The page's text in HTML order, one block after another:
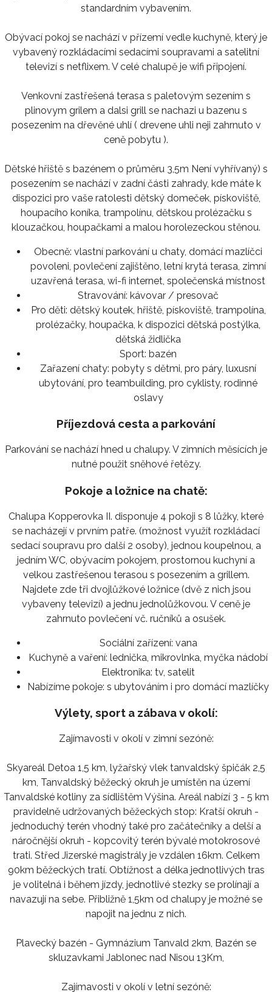
standardním vybavením.
Obývací pokoj se nachází v přízemí vedle kuchyně, který je
vybavený rozkládacími sedacími soupravami a satelitní
televizí s netflixem. V celé chalupě je wifi připojení.
Venkovní zastřešená terasa s paletovým sezením s
plinovym grilem a dalsi grill se nachazi u bazenu s
posezenim na dřevěné uhlí ( drevene uhli neji zahrnuto v
ceně pobytu ).
Dětské hřiště s bazénem o průměru 3,5m Není vyhřívaný) s
posezením se nachází v zadní části zahrady, kde máte k
dispozici pro vaše ratolesti dětský domeček, pískoviště,
houpacího koníka, trampolínu, dětskou prolézačku s
klouzačkou, houpačkami a malou horolezeckou stěnou.
Obecně: vlastní parkování u chaty, domácí mazlíčci
povoleni, povlečení zajištěno, letní krytá terasa, zimní
uzavřená terasa, wi-fi internet, společenská místnost
Stravování: kávovar / presovač
Pro děti: dětský koutek, hřiště, pískoviště, trampolína,
prolézačky, houpačka, k dispozici dětská postýlka,
dětská židlička
Sport: bazén
Zařazení chaty: pobyty s dětmi, pro páry, luxusní
ubytování, pro teambuilding, pro cyklisty, rodinné
oslavy
Příjezdová cesta a parkování
Parkování se nachází hned u chalupy. V zimních měsících je
nutné použit sněhové řetězy.
Pokoje a ložnice na chatě:
Chalupa Kopperovka II. disponuje 4 pokoji s 8 lůžky, které
se nacházejí v prvním patře. (možnost využít rozkládací
sedací soupravu pro další 2 osoby), jednou koupelnou, a
jedním WC, obývacím pokojem, prostornou kuchyní a
velkou zastřešenou terasou s posezením a grillem.
Najdete zde tři dvojlůžkové ložnice (dvě z nich jsou
vybaveny televizí) a jednu jednolůžkovou. V ceně je
zahrnuto povlečení vč. ručníků a osušek.
Sociální zařízení: vana
Kuchyně a vaření: lednička, mikrovlnka, myčka nádobí
Elektronika: tv, satelit
Nabízíme pokoje: s ubytováním i pro domácí mazlíčky
Výlety, sport a zábava v okolí:
Zajímavosti v okolí v zimní sezóně:
Skyareál Detoa 1,5 km, lyžařský vlek tanvaldský špičák 2,5
km, Tanvaldský běžecký okruh je umístěn na území
Tanvaldské kotliny za sídlištěm Výšina. Areál nabízí 3 - 5 km
pravidelně udržovaných běžeckých stop: Kratší okruh -
jednoduchý terén vhodný také pro začátečníky a delší a
náročnější okruh - kopcovitý terén bývalé motokrosové
trati. Střed Jizerské magistrály je vzdálen 16km. Celkem
90km běžeckých tratí. Obtížnost a délka jednotlivých tras
je volitelná i během jízdy, jednotlivé stezky se prolínají a
navazují na sebe. Přibližně 1,5km od chalupy je možné se
napojit na jednu z nich.
Plavecký bazén - Gymnázium Tanvald 2km, Bazén se
skluzavkami Jablonec nad Nisou 13Km,
Zajímavosti v okolí v letní sezóně: